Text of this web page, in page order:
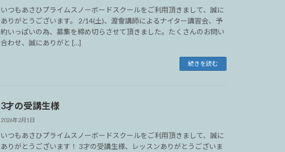
いつもあさひプライムスノーボードスクールをご利用頂きまして、誠に
ありがとうございます。 2/14(土)、渡會講師によるナイター講習会、予
約いっぱいの為、募集を締め切らさせて頂きました。たくさんのお問い
合わせ、誠にありがと […]
続きを読む
3才の受講生様
2026年2月1日
いつもあさひプライムスノーボードスクールをご利用頂きまして、誠に
ありがとうございます！ 3才の受講生様、レッスンありがとうございま